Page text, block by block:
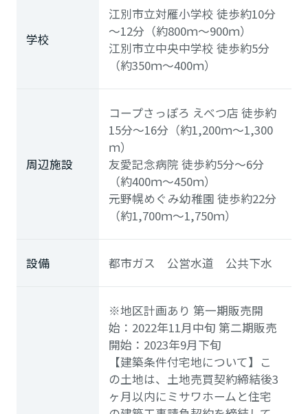
学校
江別市立対雁小学校徒歩約10分
～12分（約800ｍ～900ｍ）
江別市立中央中学校徒歩約5分
（約350ｍ～400ｍ）
周辺施設
コープさっぽろ えべつ店徒歩約
15分～16分（約1,200ｍ～1,300
ｍ）
友愛記念病院徒歩約5分～6分
（約400ｍ～450ｍ）
元野幌めぐみ幼稚園徒歩約22分
（約1,700ｍ～1,750ｍ）
設備 都市ガス 公営水道 公共下水
※地区計画あり 第一期販売開
始：2022年11月中旬 第二期販売
開始：2023年9月下旬
【建築条件付宅地について】こ
の土地は、土地売買契約締結後3
ヶ月以内にミサワホームと住宅